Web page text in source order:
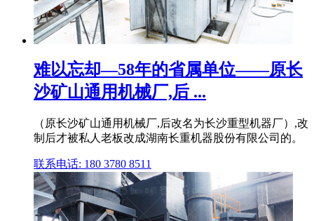
难以忘却—58年的省属单位——原长
沙矿山通用机械厂,后 ...
（原长沙矿山通用机械厂,后改名为长沙重型机器厂）,改
制后才被私人老板改成湖南长重机器股份有限公司的。
联系电话: 180 3780 8511